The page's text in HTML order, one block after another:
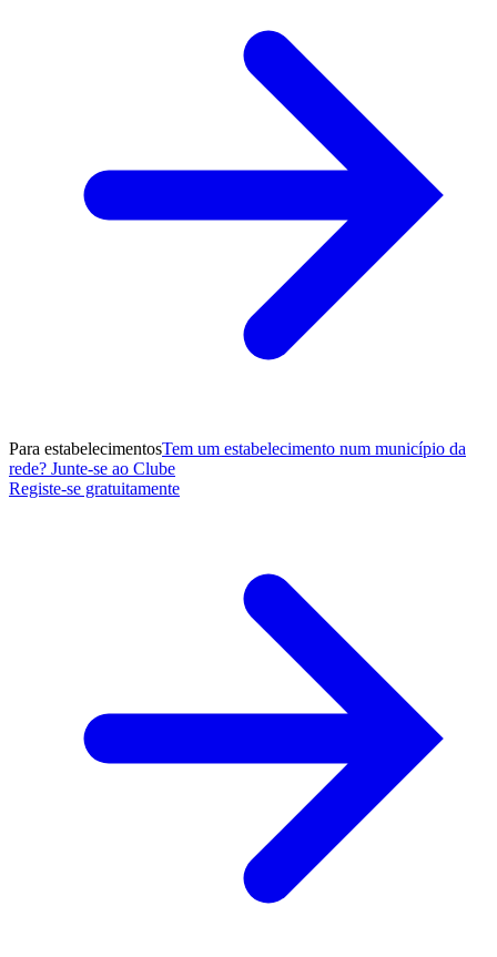
Para estabelecimentosTem um estabelecimento num município da
rede? Junte-se ao Clube
Registe-se gratuitamente